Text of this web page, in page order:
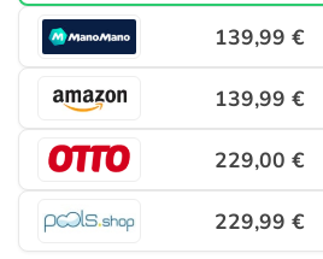
139,99 €
139,99 €
229,00 €
229,99 €